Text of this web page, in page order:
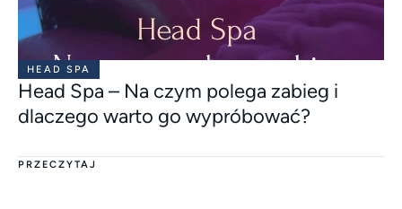
HEAD SPA
Head Spa – Na czym polega zabieg i
dlaczego warto go wypróbować?
PRZECZYTAJ